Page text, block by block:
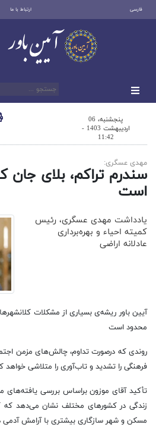
فارسی ارتباط با ما
پنجشنبه، 06
اردیبهشت 1403 -
11:42
مهدی عسگری:
سندرم تراکم، بلای جان
است
یادداشت مهدی عسگری، رئیس
کمیته احیاء و بهره‌برداری
عادلانه اراضی
آیین باور ریشه‌ی بسیاری از مشکلات
محدود است
روندی که درصورت تداوم، چالش‌های مزمن
فرهنگی را تشدید و تاب‌آوری را متلاشی خواهد
تأکید آقای موزون براساس بررسی يافته‌های
زندگی در کشورهای مختلف نشان می‌دهد که
مسکن و شهر سازگاری بیشتری با آرامش آدمی